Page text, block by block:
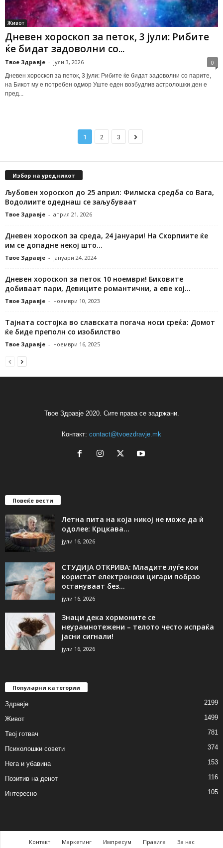
Живот
Дневен хороскоп за петок, 3 јули: Рибите
ќе бидат задоволни со...
Твое Здравје - јули 3, 2026 0
Дневен хороскоп за петок, 3 јули: Рибите ќе бидат задоволни со парите,
на Бикот му е потребен одмор Уште еден возбудлив астролошки ден е
пред...
1 2 3
Избор на уредникот
Љубовен хороскоп до 25 април: Филмска средба со Вага,
Водолиите одеднаш се заљубуваат
Твое Здравје - април 21, 2026
Дневен хороскоп за среда, 24 јануари! На Скорпиите ќе
им се допадне некој што...
Твое Здравје - јануари 24, 2024
Дневен хороскоп за петок 10 ноември! Биковите
добиваат пари, Девиците романтични, а еве кој...
Твое Здравје - ноември 10, 2023
Тајната состојка во славската погача носи среќа: Домот
ќе биде преполн со изобилство
Твое Здравје - ноември 16, 2025
Твое Здравје 2020. Сите права се задржани.
Контакт: contact@tvoezdravje.mk
Повеќе вести
Летна пита на која никој не може да ѝ
одолее: Крцкава...
јули 16, 2026
СТУДИЈА ОТКРИВА: Младите луѓе кои
користат електронски цигари побрзо
остануваат без...
јули 16, 2026
Знаци дека хормоните се
неурамнотежени – телото често испраќа
јасни сигнали!
јули 16, 2026
Популарни категории
Здравје 2199
Живот 1499
Твој готвач 781
Психолошки совети 374
Нега и убавина 153
Позитив на денот 116
Интересно 105
Контакт Маркетинг Импресум Правила За нас